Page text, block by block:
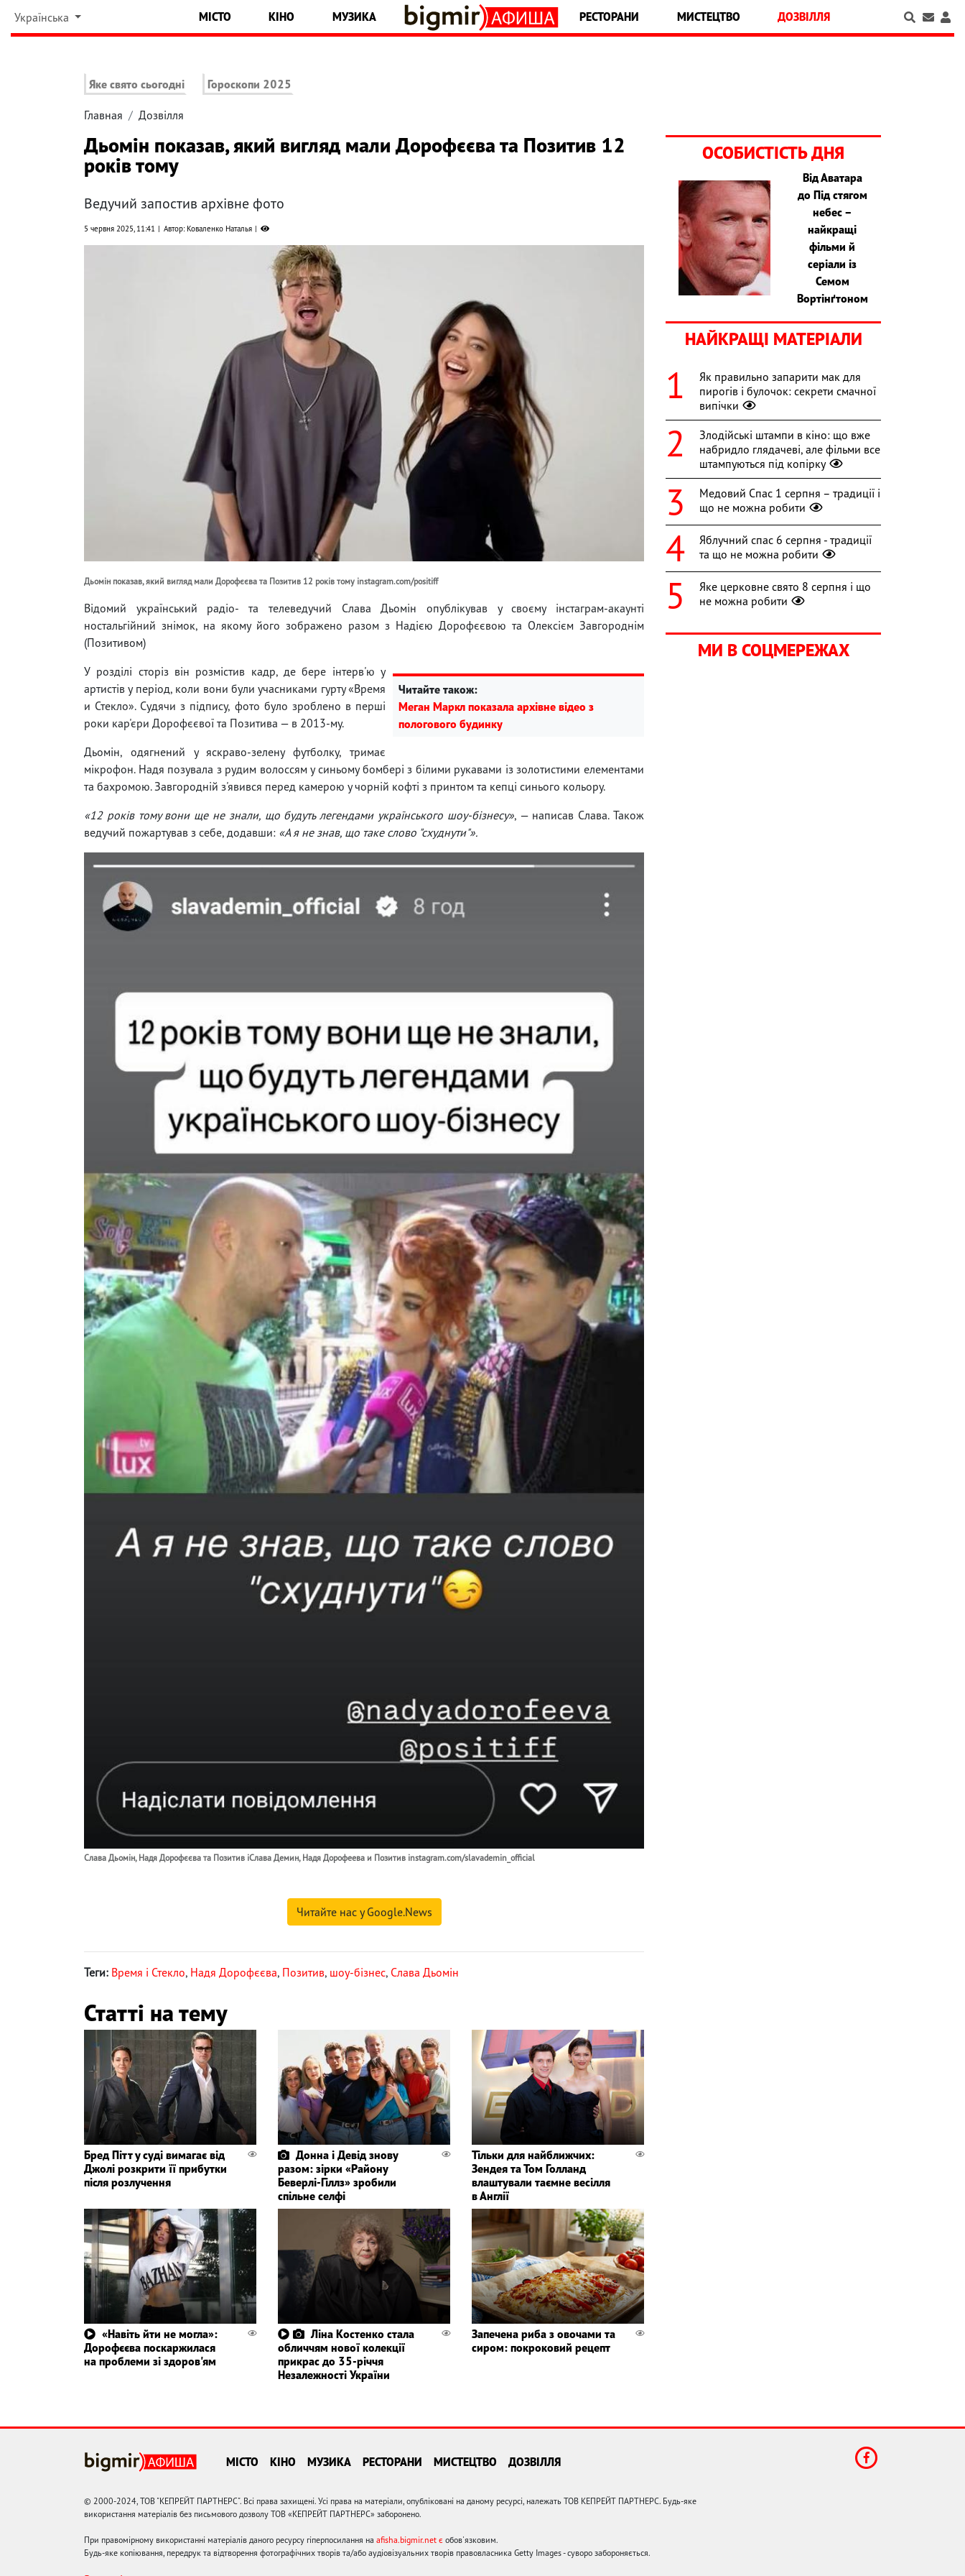
Українська МІСТО КІНО МУЗИКА РЕСТОРАНИ МИСТЕЦТВО ДОЗВІЛЛЯ
Яке свято сьогодні Гороскопи 2025
Главная Дозвілля
Дьомін показав, який вигляд мали Дорофєєва та Позитив 12
років тому
Ведучий запостив архівне фото
5 червня 2025, 11:41 Автор: Коваленко Наталья
Дьомін показав, який вигляд мали Дорофєєва та Позитив 12 років тому instagram.com/positiff
Відомий український радіо- та телеведучий Слава Дьомін опублікував у своєму інстаграм-акаунті
ностальгійний знімок, на якому його зображено разом з Надією Дорофєєвою та Олексієм Завгороднім
(Позитивом)
Читайте також:
Меган Маркл показала архівне відео з
пологового будинку
У розділі сторіз він розмістив кадр, де бере інтерв'ю у
артистів у період, коли вони були учасниками гурту «Время
и Стекло». Судячи з підпису, фото було зроблено в перші
роки кар'єри Дорофєєвої та Позитива — в 2013-му.
Дьомін, одягнений у яскраво-зелену футболку, тримає
мікрофон. Надя позувала з рудим волоссям у синьому бомбері з білими рукавами із золотистими елементами
та бахромою. Завгородній з'явився перед камерою у чорній кофті з принтом та кепці синього кольору.
«12 років тому вони ще не знали, що будуть легендами українського шоу-бізнесу», — написав Слава. Також
ведучий пожартував з себе, додавши: «А я не знав, що таке слово "схуднути"».
Слава Дьомін, Надя Дорофєєва та Позитив iСлава Демин, Надя Дорофеева и Позитив instagram.com/slavademin_official
Читайте нас у Google.News
Теги: Время і Стекло, Надя Дорофєєва, Позитив, шоу-бізнес, Слава Дьомін
Статті на тему
Бред Пітт у суді вимагає від
Джолі розкрити її прибутки
після розлучення
Донна і Девід знову
разом: зірки «Району
Беверлі-Гіллз» зробили
спільне селфі
Тільки для найближчих:
Зендея та Том Голланд
влаштували таємне весілля
в Англії
«Навіть йти не могла»:
Дорофєєва поскаржилася
на проблеми зі здоров'ям
Ліна Костенко стала
обличчям нової колекції
прикрас до 35-річчя
Незалежності України
Запечена риба з овочами та
сиром: покроковий рецепт
ОСОБИСТІСТЬ ДНЯ
Від Аватара
до Під стягом
небес –
найкращі
фільми й
серіали із
Семом
Вортінґтоном
НАЙКРАЩІ МАТЕРІАЛИ
Як правильно запарити мак для
пирогів і булочок: секрети смачної
випічки
Злодійські штампи в кіно: що вже
набридло глядачеві, але фільми все
штампуються під копірку
Медовий Спас 1 серпня – традиції і
що не можна робити
Яблучний спас 6 серпня - традиції
та що не можна робити
Яке церковне свято 8 серпня і що
не можна робити
МИ В СОЦМЕРЕЖАХ
МІСТО КІНО МУЗИКА РЕСТОРАНИ МИСТЕЦТВО ДОЗВІЛЛЯ
© 2000-2024, ТОВ "КЕПРЕЙТ ПАРТНЕРС". Всі права захищені. Усі права на матеріали, опубліковані на даному ресурсі, належать ТОВ КЕПРЕЙТ ПАРТНЕРС. Будь-яке
використання матеріалів без письмового дозволу ТОВ «КЕПРЕЙТ ПАРТНЕРС» заборонено.
При правомірному використанні матеріалів даного ресурсу гіперпосилання на afisha.bigmir.net є обов'язковим.
Будь-яке копіювання, передрук та відтворення фотографічних творів та/або аудіовізуальних творів правовласника Getty Images - суворо забороняється.